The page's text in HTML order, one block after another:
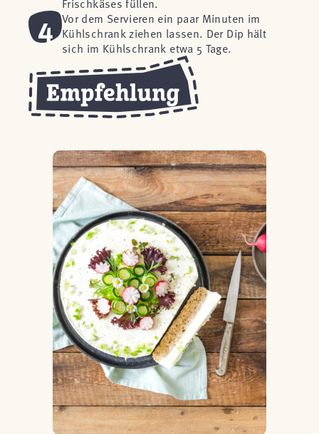
4 Vor dem Servieren ein paar Minuten im
Kühlschrank ziehen lassen. Der Dip hält
sich im Kühlschrank etwa 5 Tage.